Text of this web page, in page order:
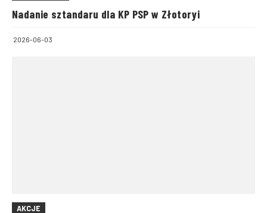
Nadanie sztandaru dla KP PSP w Złotoryi
2026-06-03
AKCJE